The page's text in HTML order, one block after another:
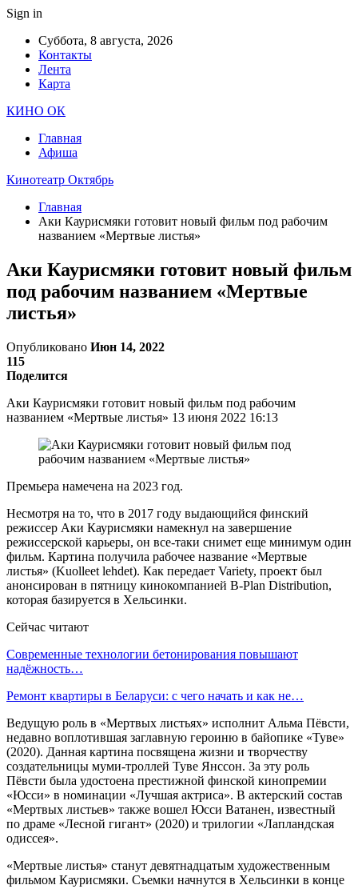
Sign in
Суббота, 8 августа, 2026
Контакты
Лента
Карта
КИНО ОК
Главная
Афиша
Кинотеатр Октябрь
Главная
Аки Каурисмяки готовит новый фильм под рабочим
названием «Мертвые листья»
Аки Каурисмяки готовит новый фильм
под рабочим названием «Мертвые
листья»
Опубликовано Июн 14, 2022
115
Поделится
Аки Каурисмяки готовит новый фильм под рабочим
названием «Мертвые листья» 13 июня 2022 16:13
Премьера намечена на 2023 год.
Несмотря на то, что в 2017 году выдающийся финский
режиссер Аки Каурисмяки намекнул на завершение
режиссерской карьеры, он все-таки снимет еще минимум один
фильм. Картина получила рабочее название «Мертвые
листья» (Kuolleet lehdet). Как передает Variety, проект был
анонсирован в пятницу кинокомпанией B-Plan Distribution,
которая базируется в Хельсинки.
Сейчас читают
Современные технологии бетонирования повышают
надёжность…
Ремонт квартиры в Беларуси: с чего начать и как не…
Ведущую роль в «Мертвых листьях» исполнит Альма Пёвсти,
недавно воплотившая заглавную героиню в байопике «Туве»
(2020). Данная картина посвящена жизни и творчеству
создательницы муми-троллей Туве Янссон. За эту роль
Пёвсти была удостоена престижной финской кинопремии
«Юсси» в номинации «Лучшая актриса». В актерский состав
«Мертвых листьев» также вошел Юсси Ватанен, известный
по драме «Лесной гигант» (2020) и трилогии «Лапландская
одиссея».
«Мертвые листья» станут девятнадцатым художественным
фильмом Каурисмяки. Съемки начнутся в Хельсинки в конце